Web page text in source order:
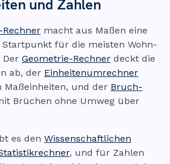
und Zahlen
macht aus Maßen eine
für die meisten Wohn-
Der Geometrie-Rechner deckt die
ab, der Einheitenumrechner
Maßeinheiten, und der Bruch-
Brüchen ohne Umweg über
es den Wissenschaftlichen
, und für Zahlen